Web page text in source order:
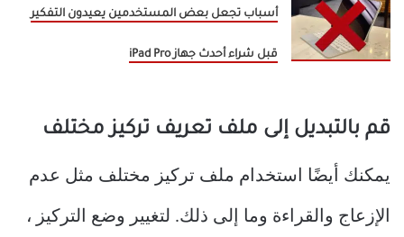
أسباب تجعل بعض المستخدمين يعيدون التفكير
قبل شراء أحدث جهاز iPad Pro
قم بالتبديل إلى ملف تعريف تركيز مختلف
يمكنك أيضًا استخدام ملف تركيز مختلف مثل عدم
الإزعاج والقراءة وما إلى ذلك. لتغيير وضع التركيز ،